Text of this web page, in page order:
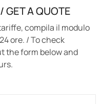
GET A QUOTE
compila il modulo
ore. / To check
the form below and